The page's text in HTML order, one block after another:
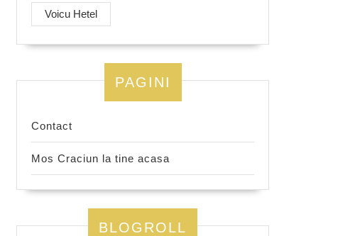
Voicu Hetel
PAGINI
Contact
Mos Craciun la tine acasa
BLOGROLL